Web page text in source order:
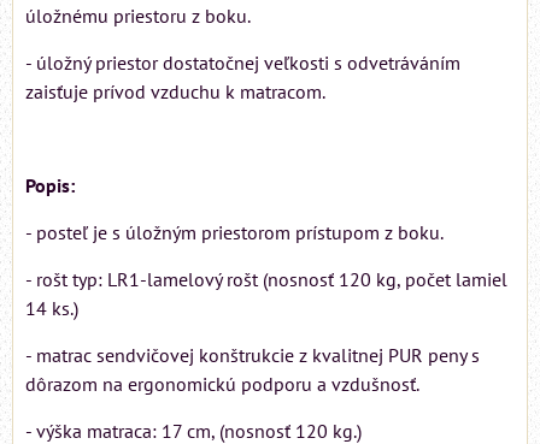
úložnému priestoru z boku.
- úložný priestor dostatočnej veľkosti s odvetráváním
zaisťuje prívod vzduchu k matracom.
Popis:
- posteľ je s úložným priestorom prístupom z boku.
- rošt typ: LR1-lamelový rošt (nosnosť 120 kg, počet lamiel
14 ks.)
- matrac sendvičovej konštrukcie z kvalitnej PUR peny s
dôrazom na ergonomickú podporu a vzdušnosť.
- výška matraca: 17 cm, (nosnosť 120 kg.)